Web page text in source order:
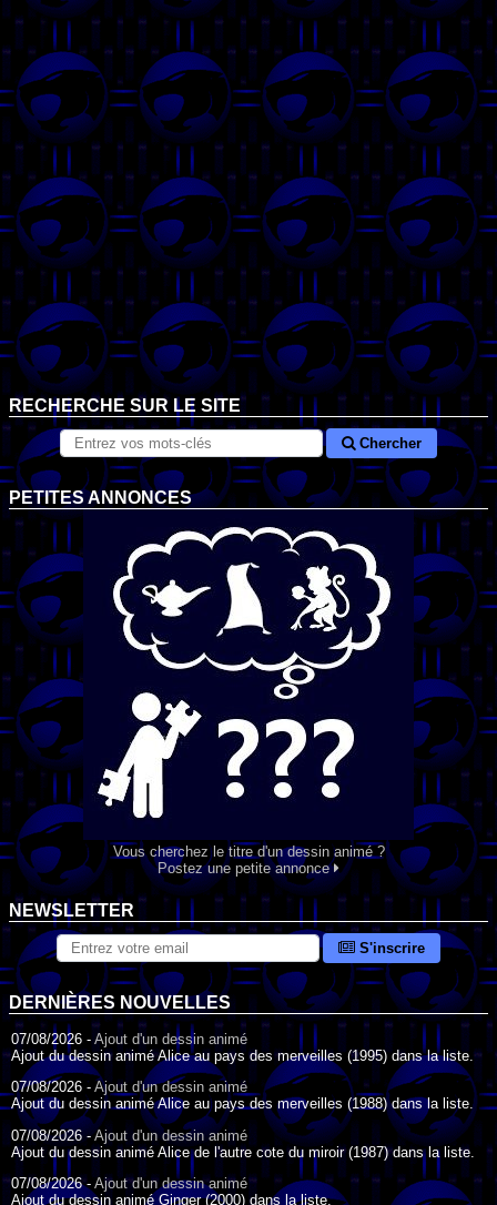
RECHERCHE SUR LE SITE
Chercher
PETITES ANNONCES
Vous cherchez le titre d'un dessin animé ?
Postez une petite annonce
NEWSLETTER
S'inscrire
DERNIÈRES NOUVELLES
07/08/2026 - Ajout d'un dessin animé
Ajout du dessin animé Alice au pays des merveilles (1995) dans la liste.
07/08/2026 - Ajout d'un dessin animé
Ajout du dessin animé Alice au pays des merveilles (1988) dans la liste.
07/08/2026 -Ajout d'un dessin animé
Ajout du dessin animé Alice de l'autre cote du miroir (1987) dans la liste.
07/08/2026 - Ajout d'un dessin animé
Ajout du dessin animé Ginger (2000) dans la liste.